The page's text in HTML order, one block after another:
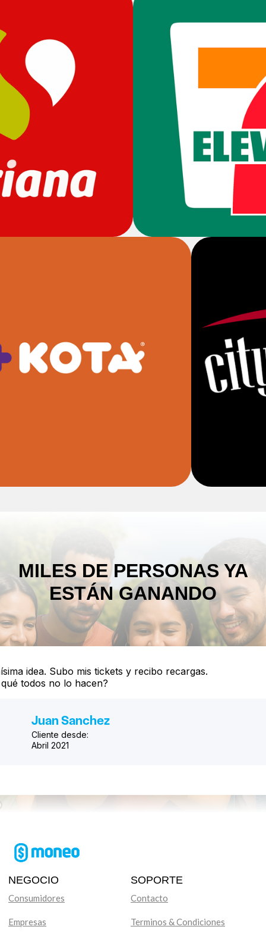
MILES DE PERSONAS YA
ESTÁN GANANDO
idea. Subo mis tickets y recibo recargas.
todos no lo hacen?
Juan Sanchez
Cliente desde:
Abril 2021
NEGOCIO
Consumidores
Empresas
SOPORTE
Contacto
Terminos & Condiciones